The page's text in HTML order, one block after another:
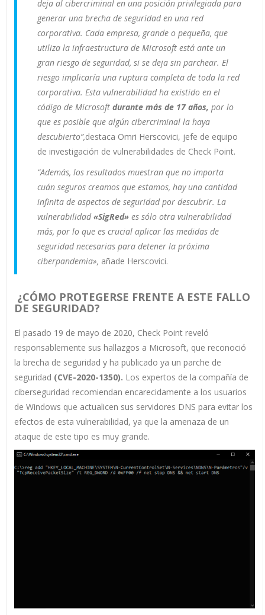
deja al cibercriminal en una posición privilegiada para
generar una brecha de seguridad en una red
corporativa. Cada empresa, grande o pequeña, que
utiliza la infraestructura de Microsoft está ante un
gran riesgo de seguridad, si se deja sin parchear. El
riesgo implicaría una ruptura completa de toda la red
corporativa. Esta vulnerabilidad ha existido en el
código de Microsoftdurante más de 17 años, por lo
que es posible que algún cibercriminal la haya
descubierto”,destaca Omri Herscovici, jefe de equipo
de investigación de vulnerabilidades de Check Point.
“Además, los resultados muestran que no importa
cuán seguros creamos que estamos, hay una cantidad
infinita de aspectos de seguridad por descubrir. La
vulnerabilidad«SigRed» es sólo otra vulnerabilidad
más, por lo que es crucial aplicar las medidas de
seguridad necesarias para detener la próxima
ciberpandemia», añade Herscovici.
¿CÓMO PROTEGERSE FRENTE A ESTE FALLO
DE SEGURIDAD?
El pasado 19 de mayo de 2020, Check Point reveló
responsablemente sus hallazgos a Microsoft, que reconoció
la brecha de seguridad y ha publicado ya un parche de
seguridad (CVE-2020-1350). Los expertos de la compañía de
ciberseguridad recomiendan encarecidamente a los usuarios
de Windows que actualicen sus servidores DNS para evitar los
efectos de esta vulnerabilidad, ya que la amenaza de un
ataque de este tipo es muy grande.